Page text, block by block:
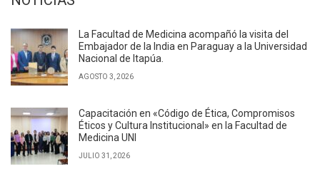
La Facultad de Medicina acompañó la visita del
Embajador de la India en Paraguay a la Universidad
Nacional de Itapúa.
AGOSTO 3, 2026
Capacitación en «Código de Ética, Compromisos
Éticos y Cultura Institucional» en la Facultad de
Medicina UNI
JULIO 31, 2026